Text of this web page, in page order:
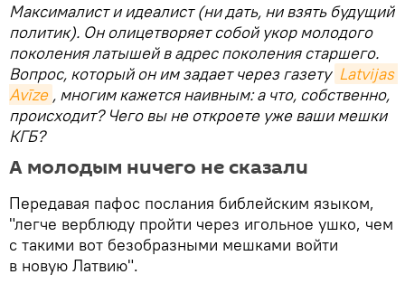
Максималист и идеалист (ни дать, ни взять будущий
политик). Он олицетворяет собой укор молодого
поколения латышей в адрес поколения старшего.
Вопрос, который он им задает через газету Latvijas
Avīze , многим кажется наивным: а что, собственно,
происходит? Чего вы не откроете уже ваши мешки
КГБ?
А молодым ничего не сказали
Передавая пафос послания библейским языком,
"легче верблюду пройти через игольное ушко, чем
с такими вот безобразными мешками войти
в новую Латвию".